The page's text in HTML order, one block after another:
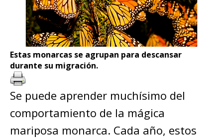
Estas monarcas se agrupan para descansar
durante su migración.
Se puede aprender muchísimo del
comportamiento de la mágica
mariposa monarca. Cada año, estos